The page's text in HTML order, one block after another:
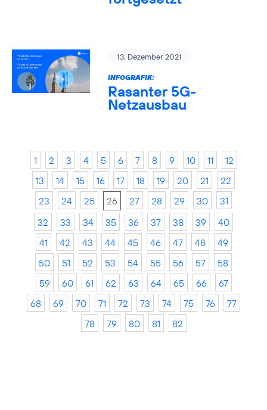
13. Dezember 2021
INFOGRAFIK:
Rasanter 5G-
Netzausbau
1 2 3 4 5 6 7 8 9 10 11
12
13
14 15 16 17 18 19 20 21
22
23
24 25 26 27 28 29 30
31
32
33 34 35 36 37 38 39
40
41
42 43 44 45 46 47 48
49
50
51 52 53 54 55 56 57
58
59
60 61 62 63 64 65 66
67
68
69 70 71 72 73 74 75 76
77
78
79 80 81 82